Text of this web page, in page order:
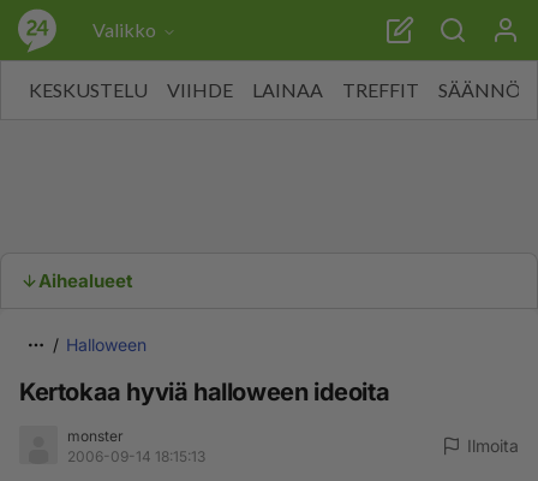
Valikko
KESKUSTELU VIIHDE LAINAA TREFFIT SÄÄNNÖT
Aihealueet
Halloween
Kertokaa hyviä halloween ideoita
monster
2006-09-14 18:15:13
Ilmoita